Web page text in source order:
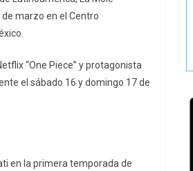
marzo en el Centro
“One Piece” y protagonista
el sábado 16 y domingo 17 de
en la primera temporada de